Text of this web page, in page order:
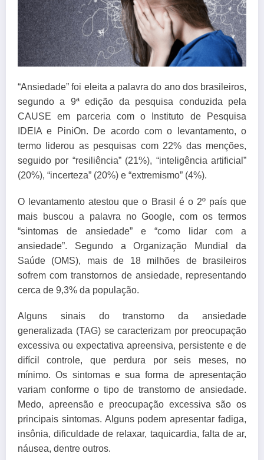
“Ansiedade” foi eleita a palavra do ano dos brasileiros,
segundo a 9ª edição da pesquisa conduzida pela
CAUSE em parceria com o Instituto de Pesquisa
IDEIA e PiniOn. De acordo com o levantamento, o
termo liderou as pesquisas com 22% das menções,
seguido por “resiliência” (21%), “inteligência artificial”
(20%), “incerteza” (20%) e “extremismo” (4%).
O levantamento atestou que o Brasil é o 2º país que
mais buscou a palavra no Google, com os termos
“sintomas de ansiedade” e “como lidar com a
ansiedade”. Segundo a Organização Mundial da
Saúde (OMS), mais de 18 milhões de brasileiros
sofrem com transtornos de ansiedade, representando
cerca de 9,3% da população.
Alguns sinais do transtorno da ansiedade
generalizada (TAG) se caracterizam por preocupação
excessiva ou expectativa apreensiva, persistente e de
difícil controle, que perdura por seis meses, no
mínimo. Os sintomas e sua forma de apresentação
variam conforme o tipo de transtorno de ansiedade.
Medo, apreensão e preocupação excessiva são os
principais sintomas. Alguns podem apresentar fadiga,
insônia, dificuldade de relaxar, taquicardia, falta de ar,
náusea, dentre outros.